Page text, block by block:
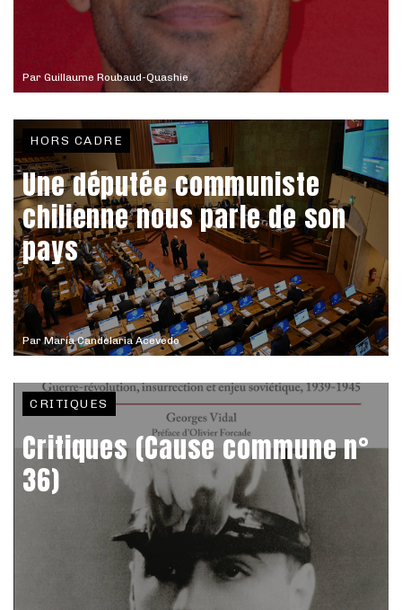
Par Guillaume Roubaud-Quashie
ParMaría Candelaria Acevedo
HORS CADRE
Une députée communiste
chilienne nous parle de son
pays
CRITIQUES
Critiques (Cause commune n°
36)